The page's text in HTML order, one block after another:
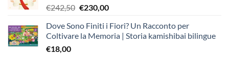
€242,50 Il
originale
era:
€230,00Il
attuale
è:
Dove Sono Finiti i Fiori? Un Racconto per
Coltivare la Memoria | Storia kamishibai bilingue
€18,00